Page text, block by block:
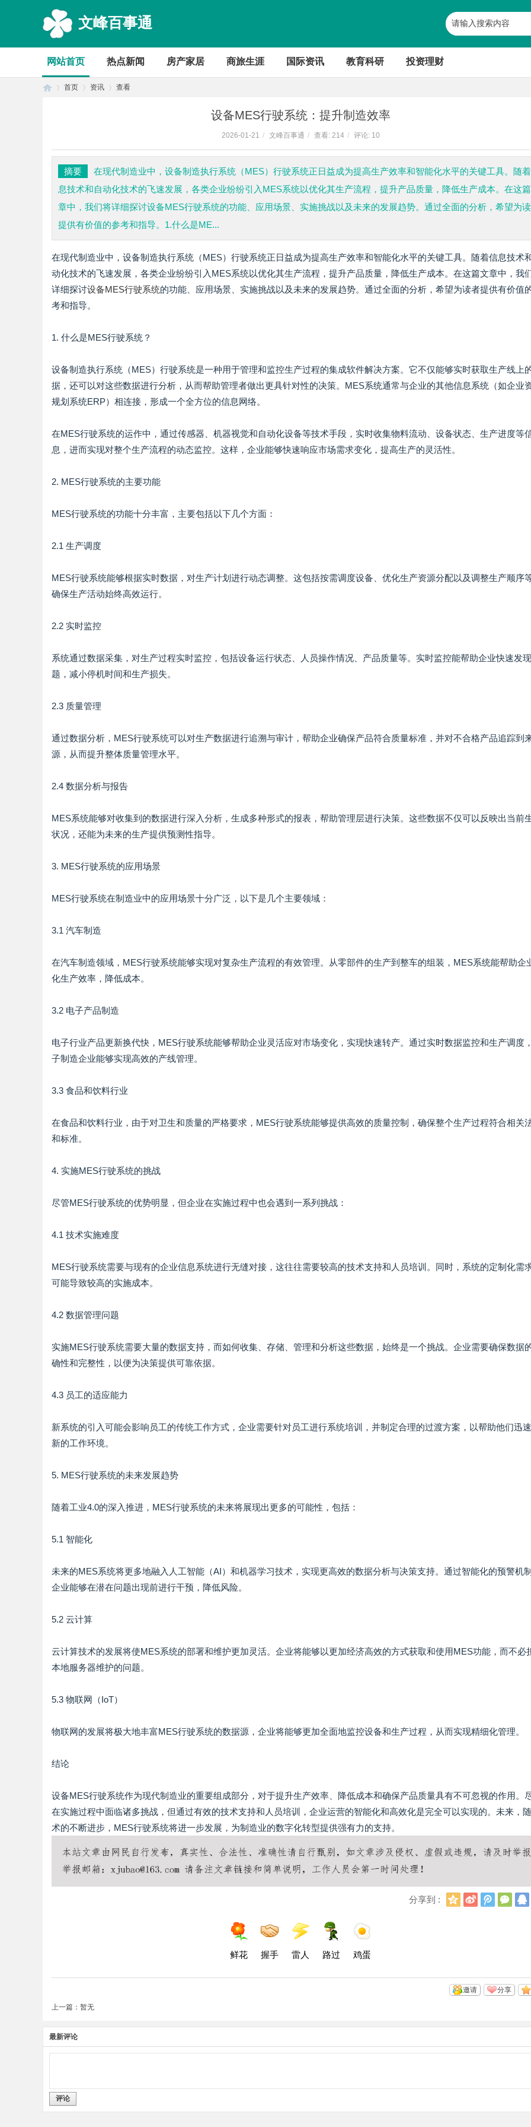
文峰百事通
网站首页 热点新闻 房产家居 商旅生涯 国际资讯 教育科研 投资理财
首页 资讯 查看
设备MES行驶系统：提升制造效率
2026-01-21 / 文峰百事通 / 查看: 214 / 评论: 10
摘要
在现代制造业中，设备制造执行系统（MES）行驶系统正日益成为提高生产效率和智能化水平的关键工具。随
息技术和自动化技术的飞速发展，各类企业纷纷引入MES系统以优化其生产流程，提升产品质量，降低生产成本。在这
章中，我们将详细探讨设备MES行驶系统的功能、应用场景、实施挑战以及未来的发展趋势。通过全面的分析，希望为
提供有价值的参考和指导。1.什么是ME...
在现代制造业中，设备制造执行系统（MES）行驶系统正日益成为提高生产效率和智能化水平的关键工具。随着信息技术
动化技术的飞速发展，各类企业纷纷引入MES系统以优化其生产流程，提升产品质量，降低生产成本。在这篇文章中，我
详细探讨设备MES行驶系统的功能、应用场景、实施挑战以及未来的发展趋势。通过全面的分析，希望为读者提供有价值
考和指导。
1. 什么是MES行驶系统？
设备制造执行系统（MES）行驶系统是一种用于管理和监控生产过程的集成软件解决方案。它不仅能够实时获取生产线上
据，还可以对这些数据进行分析，从而帮助管理者做出更具针对性的决策。MES系统通常与企业的其他信息系统（如企业
规划系统ERP）相连接，形成一个全方位的信息网络。
在MES行驶系统的运作中，通过传感器、机器视觉和自动化设备等技术手段，实时收集物料流动、设备状态、生产进度等
息，进而实现对整个生产流程的动态监控。这样，企业能够快速响应市场需求变化，提高生产的灵活性。
2. MES行驶系统的主要功能
MES行驶系统的功能十分丰富，主要包括以下几个方面：
2.1 生产调度
MES行驶系统能够根据实时数据，对生产计划进行动态调整。这包括按需调度设备、优化生产资源分配以及调整生产顺序
确保生产活动始终高效运行。
2.2 实时监控
系统通过数据采集，对生产过程实时监控，包括设备运行状态、人员操作情况、产品质量等。实时监控能帮助企业快速发
题，减小停机时间和生产损失。
2.3 质量管理
通过数据分析，MES行驶系统可以对生产数据进行追溯与审计，帮助企业确保产品符合质量标准，并对不合格产品追踪到
源，从而提升整体质量管理水平。
2.4 数据分析与报告
MES系统能够对收集到的数据进行深入分析，生成多种形式的报表，帮助管理层进行决策。这些数据不仅可以反映出当前
状况，还能为未来的生产提供预测性指导。
3. MES行驶系统的应用场景
MES行驶系统在制造业中的应用场景十分广泛，以下是几个主要领域：
3.1 汽车制造
在汽车制造领域，MES行驶系统能够实现对复杂生产流程的有效管理。从零部件的生产到整车的组装，MES系统能帮助企
化生产效率，降低成本。
3.2 电子产品制造
电子行业产品更新换代快，MES行驶系统能够帮助企业灵活应对市场变化，实现快速转产。通过实时数据监控和生产调度
子制造企业能够实现高效的产线管理。
3.3 食品和饮料行业
在食品和饮料行业，由于对卫生和质量的严格要求，MES行驶系统能够提供高效的质量控制，确保整个生产过程符合相关
和标准。
4. 实施MES行驶系统的挑战
尽管MES行驶系统的优势明显，但企业在实施过程中也会遇到一系列挑战：
4.1 技术实施难度
MES行驶系统需要与现有的企业信息系统进行无缝对接，这往往需要较高的技术支持和人员培训。同时，系统的定制化需
可能导致较高的实施成本。
4.2 数据管理问题
实施MES行驶系统需要大量的数据支持，而如何收集、存储、管理和分析这些数据，始终是一个挑战。企业需要确保数据
确性和完整性，以便为决策提供可靠依据。
4.3 员工的适应能力
新系统的引入可能会影响员工的传统工作方式，企业需要针对员工进行系统培训，并制定合理的过渡方案，以帮助他们迅
新的工作环境。
5. MES行驶系统的未来发展趋势
随着工业4.0的深入推进，MES行驶系统的未来将展现出更多的可能性，包括：
5.1 智能化
未来的MES系统将更多地融入人工智能（AI）和机器学习技术，实现更高效的数据分析与决策支持。通过智能化的预警机制
企业能够在潜在问题出现前进行干预，降低风险。
5.2 云计算
云计算技术的发展将使MES系统的部署和维护更加灵活。企业将能够以更加经济高效的方式获取和使用MES功能，而不必
本地服务器维护的问题。
5.3 物联网（IoT）
物联网的发展将极大地丰富MES行驶系统的数据源，企业将能够更加全面地监控设备和生产过程，从而实现精细化管理。
结论
设备MES行驶系统作为现代制造业的重要组成部分，对于提升生产效率、降低成本和确保产品质量具有不可忽视的作用。
在实施过程中面临诸多挑战，但通过有效的技术支持和人员培训，企业运营的智能化和高效化是完全可以实现的。未来，
术的不断进步，MES行驶系统将进一步发展，为制造业的数字化转型提供强有力的支持。
分享到 :
Q
新
浪
腾
讯
微
信
鲜花 握手 雷人 路过 鸡蛋
分享
邀请
上一篇：暂无
最新评论
评论